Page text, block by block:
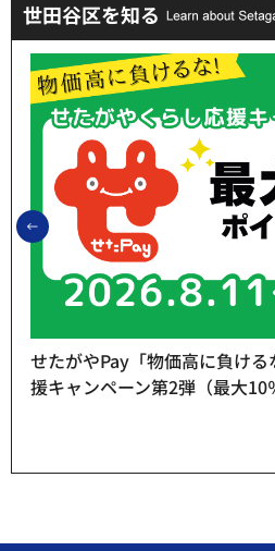
世田谷区を知る
前のスライドを表示
せたがやPay「物価高に負け
援キャンペーン第2弾（最大10